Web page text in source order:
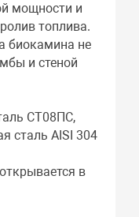
мощности и
топлива.
биокамина не
и стеной
СТ08ПС,
сталь AISI 304
в